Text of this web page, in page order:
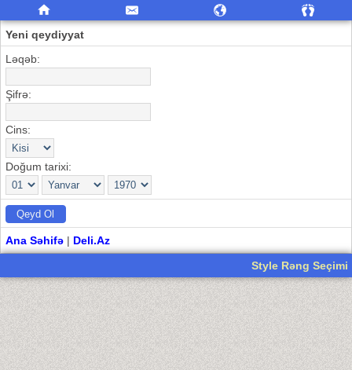
Yeni qeydiyyat
Ləqəb:
Şifrə:
Cins:
Doğum tarixi:
Ana Səhifə | Deli.Az
Style Rəng Seçimi